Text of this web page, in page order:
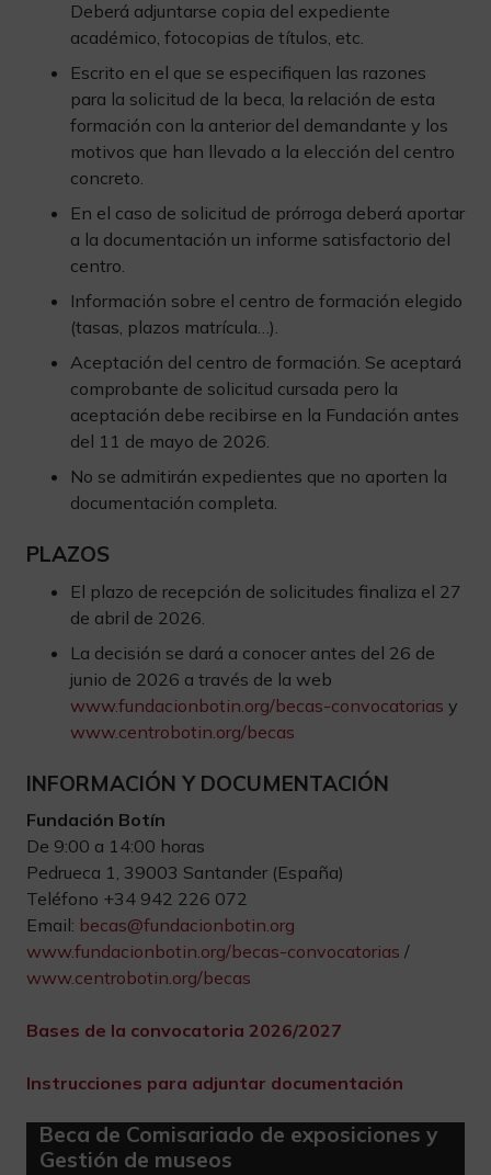
Deberá adjuntarse copia del expediente
académico, fotocopias de títulos, etc.
Escrito en el que se especifiquen las razones
para la solicitud de la beca, la relación de esta
formación con la anterior del demandante y los
motivos que han llevado a la elección del centro
concreto.
En el caso de solicitud de prórroga deberá aportar
a la documentación un informe satisfactorio del
centro.
Información sobre el centro de formación elegido
(tasas, plazos matrícula…).
Aceptación del centro de formación. Se aceptará
comprobante de solicitud cursada pero la
aceptación debe recibirse en la Fundación antes
del 11 de mayo de 2026.
No se admitirán expedientes que no aporten la
documentación completa.
PLAZOS
El plazo de recepción de solicitudes finaliza el 27
de abril de 2026.
La decisión se dará a conocer antes del 26 de
junio de 2026 a través de la web
www.fundacionbotin.org/becas-convocatorias y
www.centrobotin.org/becas
INFORMACIÓN Y DOCUMENTACIÓN
Fundación Botín
De 9:00 a 14:00 horas
Pedrueca 1, 39003 Santander (España)
Teléfono +34 942 226 072
Email: becas@fundacionbotin.org
www.fundacionbotin.org/becas-convocatorias /
www.centrobotin.org/becas
Bases de la convocatoria 2026/2027
Instrucciones para adjuntar documentación
Beca de Comisariado de exposiciones y
Gestión de museos